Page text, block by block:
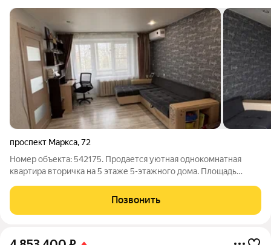
проспект Маркса,72
Номер объекта: 542175. Продается уютная однокомнатная
квартира вторичка на 5 этаже 5-этажного дома. Площадь
является очень экономичным, идеально подойдет как для
семей с детьми, так и для
Позвонить